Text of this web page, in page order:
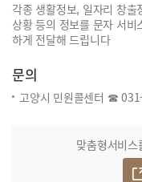
각종 생활정보, 일자리 창출
상황 등의 정보를 문자 서
하게 전달해 드립니다
문의
고양시 민원콜센터 ☎
맞춤형서비